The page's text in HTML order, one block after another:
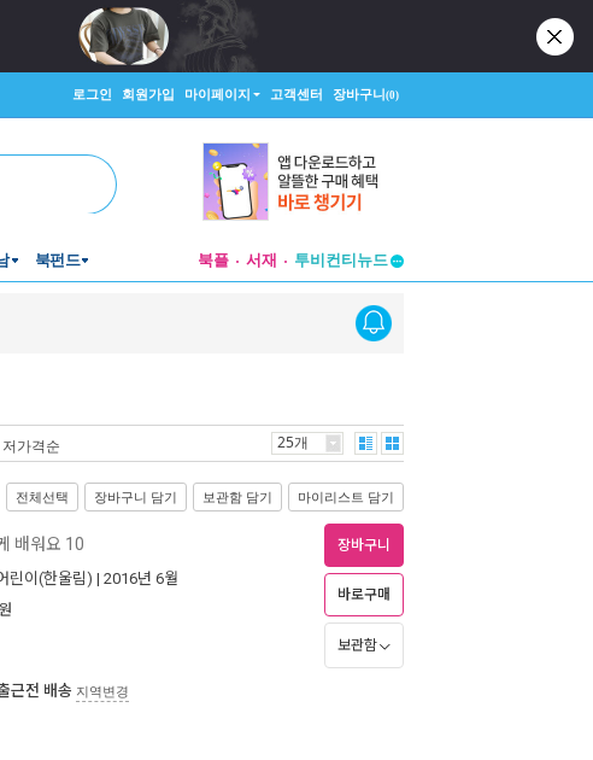
로그인 회원가입 마이페이지 고객센터 장바구니(0)
북펀드 북플 서재
창작플랫폼
저가격순 25개
전체선택 장바구니 담기 보관함 담기 마이리스트 담기
배워요 10
린이(한울림) | 2016년 6월
원
근전 배송 지역변경
장바구니
바로구매
보관함